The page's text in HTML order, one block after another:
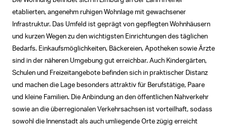
etablierten, angenehm ruhigen Wohnlage mit gewachsener
Infrastruktur. Das Umfeld ist geprägt von gepflegten Wohnhäusern
und kurzen Wegen zu den wichtigsten Einrichtungen des täglichen
Bedarfs. Einkaufsmöglichkeiten, Bäckereien, Apotheken sowie Ärzte
sind in der näheren Umgebung gut erreichbar. Auch Kindergärten,
Schulen und Freizeitangebote befinden sich in praktischer Distanz
und machen die Lage besonders attraktiv für Berufstätige, Paare
und kleine Familien. Die Anbindung an den öffentlichen Nahverkehr
sowie an die überregionalen Verkehrsachsen ist vorteilhaft, sodass
sowohl die Innenstadt als auch umliegende Orte zügig erreicht